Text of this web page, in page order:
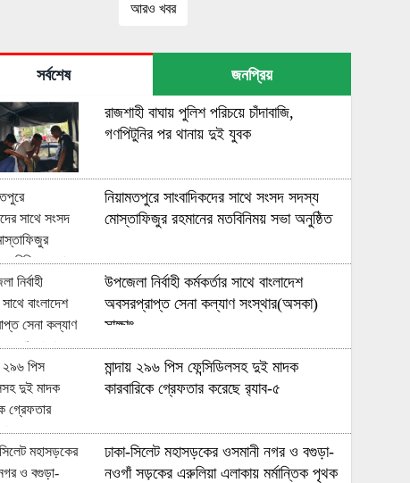
আরও খবর
সর্বশেষ জনপ্রিয়
রাজশাহী বাঘায় পুলিশ পরিচয়ে চাঁদাবাজি,
গণপিটুনির পর থানায় দুই যুবক
নিয়ামতপুরে সাংবাদিকদের সাথে সংসদ সদস্য
মোস্তাফিজুর রহমানের মতবিনিময় সভা অনুষ্ঠিত
উপজেলা নির্বাহী কর্মকর্তার সাথে বাংলাদেশ
অবসরপ্রাপ্ত সেনা কল্যাণ সংস্থার(অসকা)
সাক্ষাৎ ​
মান্দায় ২৯৬ পিস ফেন্সিডিলসহ দুই মাদক
কারবারিকে গ্রেফতার করেছে র‍্যাব-৫
ঢাকা-সিলেট মহাসড়কের ওসমানী নগর ও বগুড়া-
নওগাঁ সড়কের এরুলিয়া এলাকায় মর্মান্তিক পৃথক